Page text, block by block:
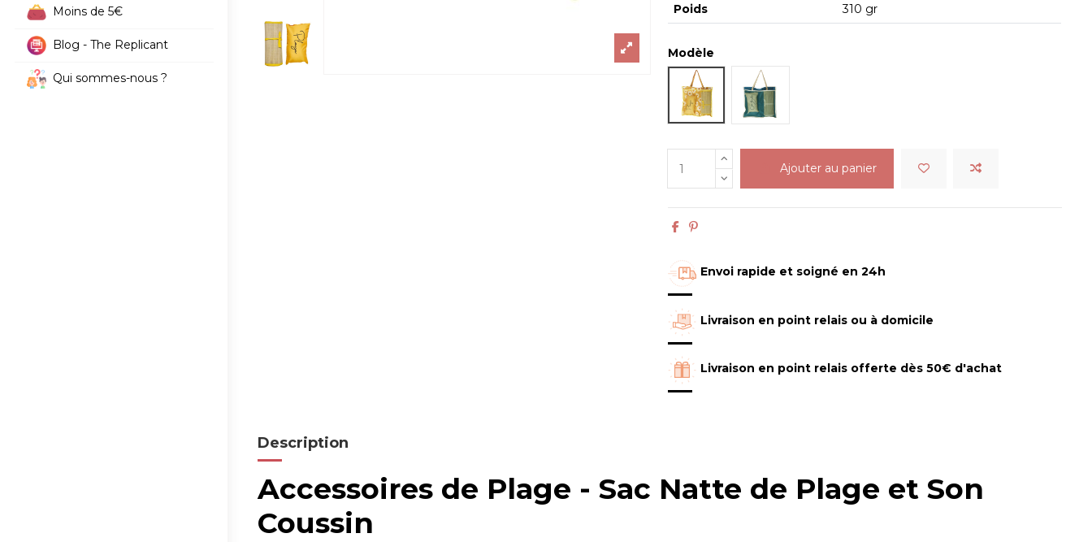
Moins de 5€
Blog - The Replicant
Qui sommes-nous ?
Poids
310 gr
Modèle
SP_JAUNESP_VERT
Ajouter au panier
Envoi rapide et soigné en 24h
Livraison en point relais ou à domicile
Livraison en point relais offerte dès 50€ d'achat
Description
Accessoires de Plage - Sac Natte de Plage et Son
Coussin